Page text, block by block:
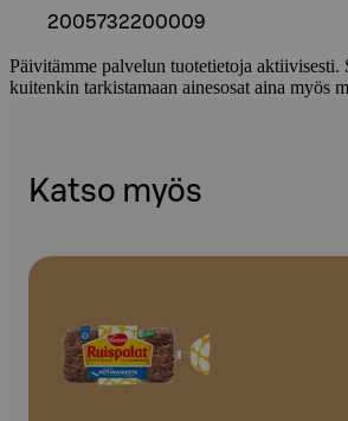
2005732200009
Päivitämme palvelun tuotetietoja aktiivisesti.
kuitenkin tarkistamaan ainesosat aina myös
Katso myös